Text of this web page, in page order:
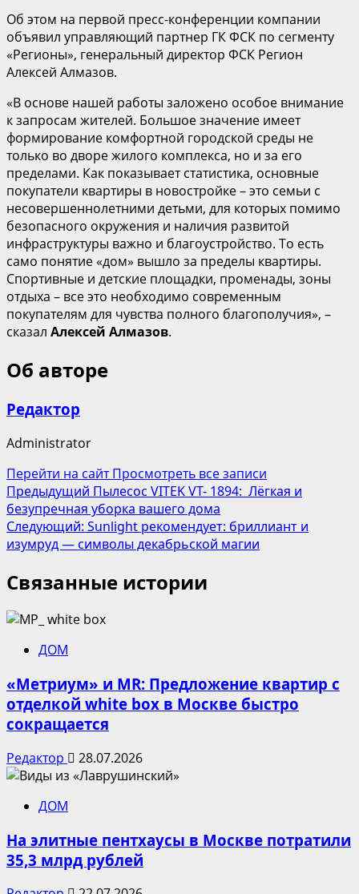
Об этом на первой пресс-конференции компании
объявил управляющий партнер ГК ФСК по сегменту
«Регионы», генеральный директор ФСК Регион
Алексей Алмазов.
«В основе нашей работы заложено особое внимание
к запросам жителей. Большое значение имеет
формирование комфортной городской среды не
только во дворе жилого комплекса, но и за его
пределами. Как показывает статистика, основные
покупатели квартиры в новостройке – это семьи с
несовершеннолетними детьми, для которых помимо
безопасного окружения и наличия развитой
инфраструктуры важно и благоустройство. То есть
само понятие «дом» вышло за пределы квартиры.
Спортивные и детские площадки, променады, зоны
отдыха – все это необходимо современным
покупателям для чувства полного благополучия», –
сказал Алексей Алмазов.
Об авторе
Редактор
Administrator
Перейти на сайтПросмотреть все записи
Навигация
записи
Предыдущий Пылесос VITEK VT- 1894: Лёгкая и
безупречная уборка вашего дома
Следующий: Sunlight рекомендует: бриллиант и
изумруд — символы декабрьской магии
Связанные истории
ДОМ
«Метриум» и MR: Предложение квартир с
отделкой white box в Москве быстро
сокращается
Редактор 28.07.2026
ДОМ
На элитные пентхаусы в Москве потратили
35,3 млрд рублей